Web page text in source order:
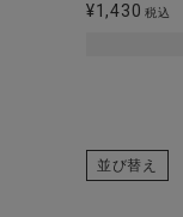
¥1,430 税込
並び替え